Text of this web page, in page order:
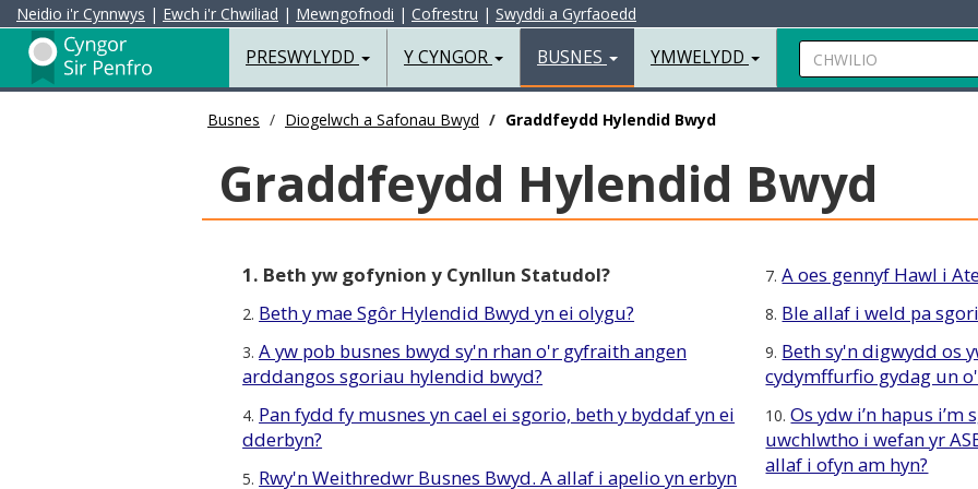
Neidio i'r Cynnwys | Ewch i'r Chwiliad | Mewngofnodi | Cofrestru | Swyddi a Gyrfaoedd
Preswylydd
PRESWYLYDD Y CYNGOR BUSNES YMWELYDD Chwilio
Busnes Diogelwch a Safonau Bwyd Graddfeydd Hylendid Bwyd
Graddfeydd Hylendid Bwyd
1. Beth yw gofynion y Cynllun Statudol?
2. Beth y mae Sgôr Hylendid Bwyd yn ei olygu?
3.A yw pob busnes bwyd sy'n rhan o'r gyfraith angen
arddangos sgoriau hylendid bwyd?
4. Pan fydd fy musnes yn cael ei sgorio, beth y byddaf yn ei
dderbyn?
5. Rwy'n Weithredwr Busnes Bwyd. A allaf i apelio yn erbyn
7.A oes gennyf Hawl i
8. Ble allaf i weld pa
9. Beth sy'n digwydd os
cydymffurfio gydag un
10.Os ydw i’n hapus
uwchlwtho i wefan yr
allaf i ofyn am hyn?